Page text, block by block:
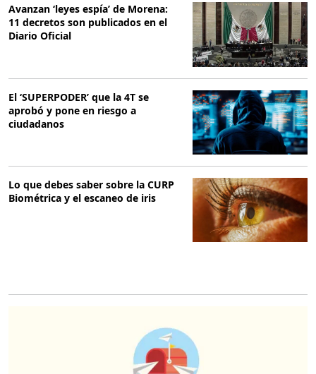
Avanzan ‘leyes espía’ de Morena:
11 decretos son publicados en el
Diario Oficial
El ‘SUPERPODER’ que la 4T se
aprobó y pone en riesgo a
ciudadanos
Lo que debes saber sobre la CURP
Biométrica y el escaneo de iris